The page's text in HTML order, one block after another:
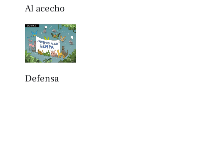
Al acecho
Defensa